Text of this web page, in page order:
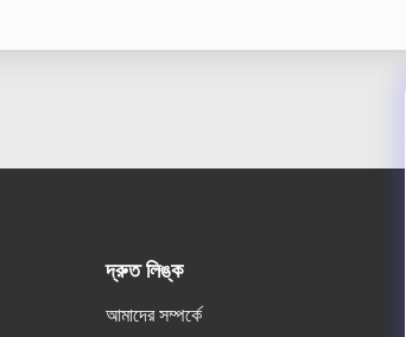
দ্রুত লিঙ্ক
আমাদের সম্পর্কে